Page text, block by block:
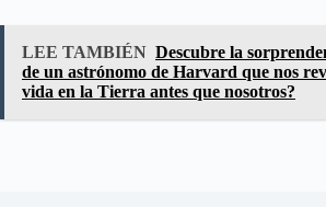
LEE TAMBIÉN Descubre la
de un astrónomo de Harvard que nos
vida en la Tierra antes que nosotros?